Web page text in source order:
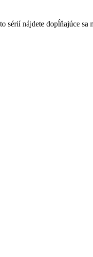
sérií nájdete dopĺňajúce sa